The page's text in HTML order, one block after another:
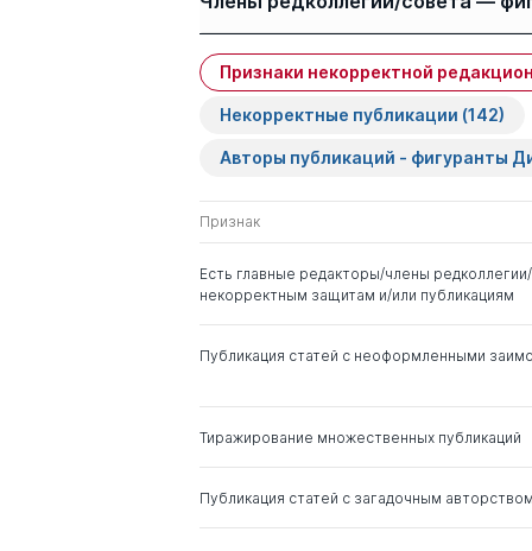
Гуров В. И.
Абрамов В. Л.
Имя Степень
Карлик Александр
Евсеевич
д. э.н.
Сильвестров Сергей
Николаевич
д. э.н.
Рязанова Олеся
д. э.н.
Кузнецов Николай
Геннадьевич
д. э.н.
Эскиндаров Михаил
д. э.н.
Признаки некорректной
Некорректные публикации (142)
Авторы публикаций - фигуранты
Признак
Есть главные редакторы/члены
некорректным защитам и/или публикациям
Публикация статей с неоформленными
Тиражирование множественных публикаций
Публикация статей с загадочным авторством